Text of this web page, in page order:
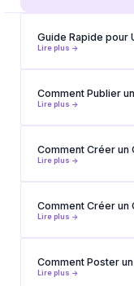
Guide Rapide pour
Lire plus ->
Comment Publier
Lire plus ->
Comment Créer un
Lire plus ->
Comment Créer un
Lire plus ->
Comment Poster
Lire plus ->